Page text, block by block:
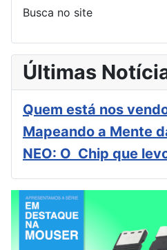
Busca no site
Últimas
Quem está nos
Mapeando a Mente
NEO: O Chip que